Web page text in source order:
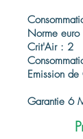
Norme
Crit'Air : 2
Emission
Garantie 6